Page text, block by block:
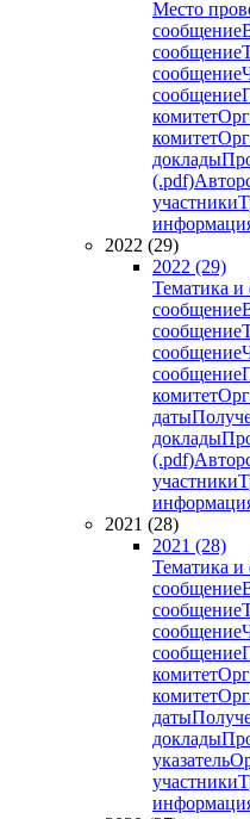
Место
сообщение
сообщение
сообщение
сообщение
комитет
комитет
доклады
(.pdf)
участники
2022 (29)
2022 (29)
Тематика и
сообщение
сообщение
сообщение
сообщение
комитет
даты
доклады
(.pdf)
участники
2021 (28)
2021 (28)
Тематика и
сообщение
сообщение
сообщение
сообщение
комитет
комитет
даты
доклады
указатель
участники